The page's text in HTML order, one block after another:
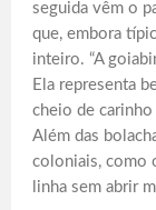
seguida vêm o
que, embora
inteiro. “A
Ela representa
cheio de carinho
Além das
coloniais, como
linha sem abrir